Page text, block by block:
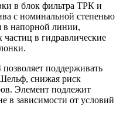
в блок фильтра ТРК и
с номинальной степенью
в напорной линии,
в гидравлические
поддерживать
снижая риск
Элемент подлежит
в зависимости от условий